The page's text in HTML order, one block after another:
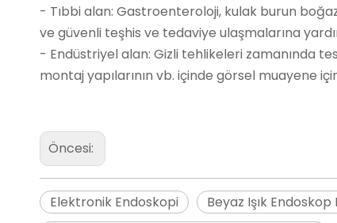
- Tıbbi alan: Gastroenteroloji, kulak burun
ve güvenli teşhis ve tedaviye ulaşmalarına
- Endüstriyel alan: Gizli tehlikeleri zamanında
montaj yapılarının vb. içinde görsel muayene
Öncesi:
Elektronik Endoskopi Beyaz Işık Endoskop